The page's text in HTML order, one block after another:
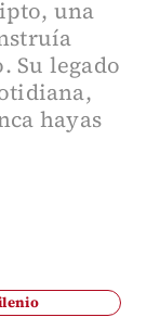
una
Su legado
hayas